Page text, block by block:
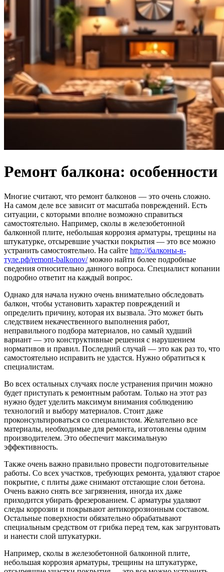
Ремонт балкона: особенности
Многие считают, что ремонт балконов — это очень сложно.
На самом деле все зависит от масштаба повреждений. Есть
ситуации, с которыми вполне возможно справиться
самостоятельно. Например, сколы в железобетонной
балконной плите, небольшая коррозия арматуры, трещины на
штукатурке, отсыревшие участки покрытия — это все можно
устранить самостоятельно. На сайте http://балконы-в-
туле.рф/remont-balkonov/можно найти более подробные
сведения относительно данного вопроса. Специалист копании
подробно ответит на каждый вопрос.
Однако для начала нужно очень внимательно обследовать
балкон, чтобы установить характер повреждений и
определить причину, которая их вызвала. Это может быть
следствием некачественного выполнения работ,
неправильного подбора материалов, но самый худший
вариант — это конструктивные решения с нарушением
нормативов и правил. Последний случай — это как раз то, что
самостоятельно исправить не удастся. Нужно обратиться к
специалистам.
Во всех остальных случаях после устранения причин можно
будет приступать к ремонтным работам. Только на этот раз
нужно будет уделить максимум внимания соблюдению
технологий и выбору материалов. Стоит даже
проконсультироваться со специалистом. Желательно все
материалы, необходимые для ремонта, изготовлены одним
производителем. Это обеспечит максимальную
эффективность.
Также очень важно правильно провести подготовительные
работы. Со всех участков, требующих ремонта, удаляют старое
покрытие, с плиты даже снимают отстающие слои бетона.
Очень важно снять все загрязнения, иногда их даже
приходится убирать фрезерованием. С арматуры удаляют
следы коррозии и покрывают антикоррозионным составом.
Остальные поверхности обязательно обрабатывают
специальным средством от грибка перед тем, как загрунтовать
и нанести слой штукатурки.
Например, сколы в железобетонной балконной плите,
небольшая коррозия арматуры, трещины на штукатурке,